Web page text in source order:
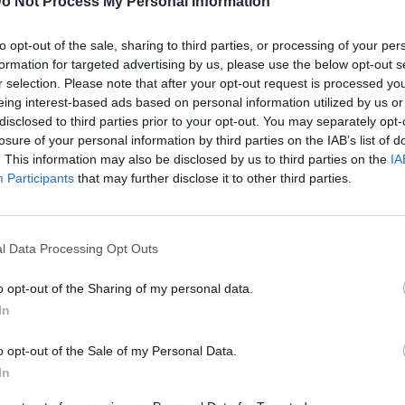
opt-out of the sale, sharing to third parties, or processing of your
for targeted advertising by us, please use the below opt-out
selection. Please note that after your opt-out request is processed
interest-based ads based on personal information utilized by us
to third parties prior to your opt-out. You may separately
of your personal information by third parties on the IAB’s list of
This information may also be disclosed by us to third parties on the
Participants that may further disclose it to other third parties.
Data Processing Opt Outs
opt-out of the Sharing of my personal data.
opt-out of the Sale of my Personal Data.
να αντιμετωπίσει μια νέα
γίνει «πιο εχθρικές και απρόβλεπτες» και
την ασφάλειά μας»
Politico, έρχεται σε μια περίοδο που η Ευρώπη
και το διευρυνόμενο χάσμα
δύναμης.
Τραμπ στην εξουσία, καθώς η
σε θέματα εμπορίου και ασφάλειας
την αναστροφή της οικονομικής παρακμής
έκτοτε αυξηθεί στα 1,2 τρισεκατομμύρια